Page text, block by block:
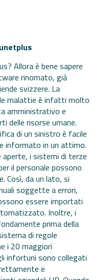
Allora è bene sapere
rinomato, già
svizzere. La
malattie è infatti molto
amministrativo e
delle risorse umane.
di un sinistro è facile
informato in un attimo.
i sistemi di terze
il personale possono
Così, da un lato, si
soggette a errori,
essere importati
Inoltre, i
prima della
di regole
i 20 maggiori
infortuni sono collegati
e